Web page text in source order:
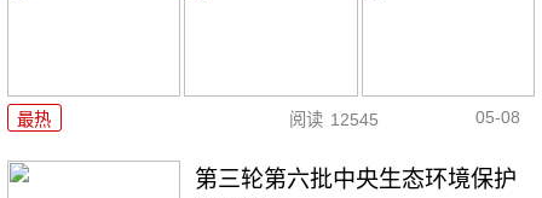
最热 阅读 12545 05-08
第三轮第六批中央生态环境保护